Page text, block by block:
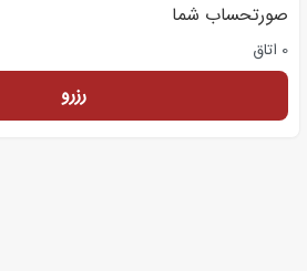
صورتحساب شما
0 اتاق
رزرو